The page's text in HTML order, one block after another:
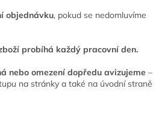
objednávku, pokud se nedomluvíme
probíhá každý pracovní den.
nebo omezení dopředu avizujeme –
na stránky a také na úvodní straně